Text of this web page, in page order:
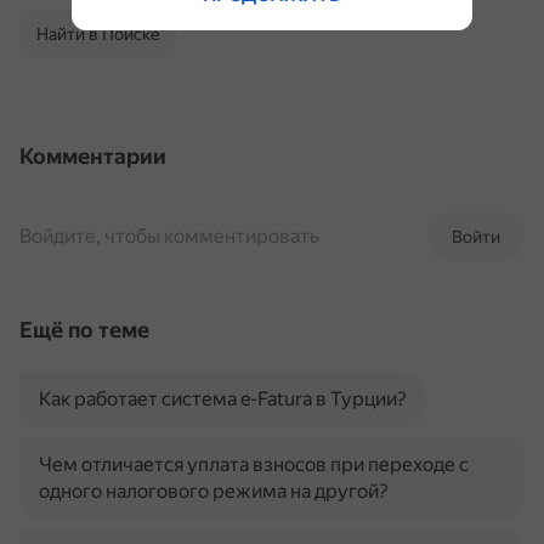
Найти в Поиске
Комментарии
Войти
Войдите, чтобы комментировать
Ещё по теме
Как работает система e-Fatura в Турции?
Чем отличается уплата взносов при переходе с
одного налогового режима на другой?